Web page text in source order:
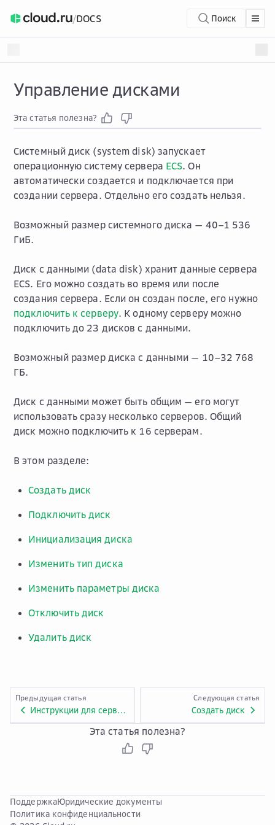
/DOCS Поиск
Управление дисками
Эта статья полезна?
Системный диск (system disk) запускает
операционную систему сервера ECS. Он
автоматически создается и подключается при
создании сервера. Отдельно его создать нельзя.
Возможный размер системного диска — 40–1 536
ГиБ.
Диск с данными (data disk) хранит данные сервера
ECS. Его можно создать во время или после
создания сервера. Если он создан после, его нужно
подключить к серверу. К одному серверу можно
подключить до 23 дисков с данными.
Возможный размер диска с данными — 10–32 768
ГБ.
Диск с данными может быть общим — его могут
использовать сразу несколько серверов. Общий
диск можно подключить к 16 серверам.
В этом разделе:
Создать диск
Подключить диск
Инициализация диска
Изменить тип диска
Изменить параметры диска
Отключить диск
Удалить диск
Предыдущая статья
Инструкции для сервиса Elastic Volume Service
Следующая статья
Создать диск
Эта статья полезна?
ПоддержкаЮридические документы
Политика конфиденциальности